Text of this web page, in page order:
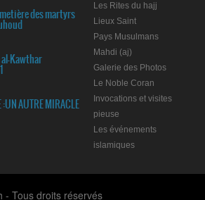
des martyrs
Kawthar
AUTRE MIRACLE
Les Rites du hajj
Lieux Saint
Pays Musulmans
Mahdi (aj)
Galerie des Photos
Le Noble Coran
Invocations et visites
pieuse
Les événements
islamiques
- Tous droits réservés